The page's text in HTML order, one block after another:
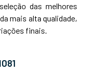
das melhores
mais alta qualidade,
finais.